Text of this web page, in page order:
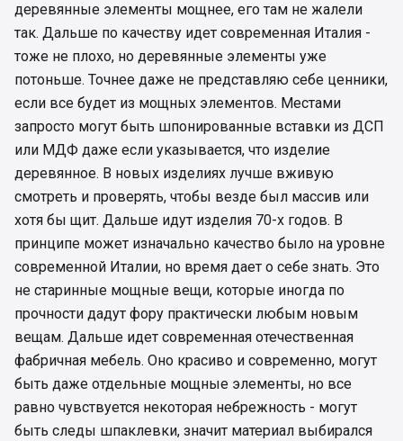
деревянные элементы мощнее, его там не жалели
так. Дальше по качеству идет современная Италия -
тоже не плохо, но деревянные элементы уже
потоньше. Точнее даже не представляю себе ценники,
если все будет из мощных элементов. Местами
запросто могут быть шпонированные вставки из ДСП
или МДФ даже если указывается, что изделие
деревянное. В новых изделиях лучше вживую
смотреть и проверять, чтобы везде был массив или
хотя бы щит. Дальше идут изделия 70-х годов. В
принципе может изначально качество было на уровне
современной Италии, но время дает о себе знать. Это
не старинные мощные вещи, которые иногда по
прочности дадут фору практически любым новым
вещам. Дальше идет современная отечественная
фабричная мебель. Оно красиво и современно, могут
быть даже отдельные мощные элементы, но все
равно чувствуется некоторая небрежность - могут
быть следы шпаклевки, значит материал выбирался